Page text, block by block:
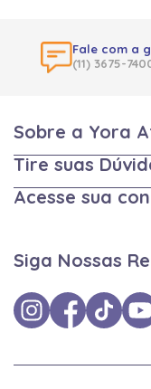
Fale com a
(11) 3675-
Sobre a Yora
Tire suas
Acesse sua
Siga Nossas